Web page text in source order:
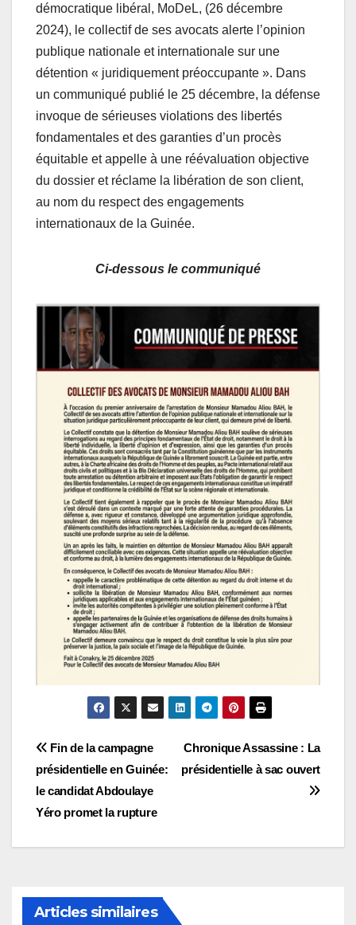
démocratique libéral, MoDeL, (26 décembre
2024), le collectif de ses avocats alerte l’opinion
publique nationale et internationale sur une
détention « juridiquement préoccupante ». Dans
un communiqué publié le 25 décembre, la défense
invoque de sérieuses violations des libertés
fondamentales et des garanties d’un procès
équitable et appelle à une réévaluation objective
du dossier et réclame la libération de son client,
au nom du respect des engagements
internationaux de la Guinée.
Ci-dessous le communiqué
Navigation
de
l’article
Chronique Assassine : La
présidentielle à sac ouvert
Fin de la campagne
présidentielle en Guinée:
le candidat Abdoulaye
Yéro promet la rupture
Articles similaires